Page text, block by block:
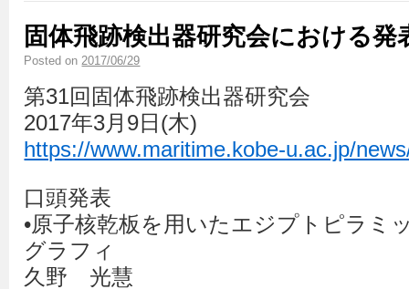
固体飛跡検出器研究会における発
Posted on 2017/06/29
第31回固体飛跡検出器研究会
2017年3月9日(木)
https://www.maritime.kobe-u.ac.jp/
口頭発表
•原子核乾板を用いたエジプトピラミ
グラフィ
久野 光慧